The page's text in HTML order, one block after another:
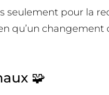
seulement pour la
qu’un changement
🧩